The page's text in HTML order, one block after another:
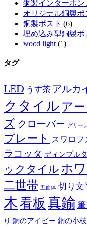
銅製インターホン
オリジナル銅製ポ
銅製ポスト (6)
埋め込み型銅製ポ
wood light (1)
タグ
LED うす茶 アルカ
クタイル ア
ズ クローバー グリー
プレート スワロフ
ラコッタ ディンプル
ックタイル ホ
二世帯 五面体 切り文
木看板 真鍮
り 銅のアイビー 銅の小枝